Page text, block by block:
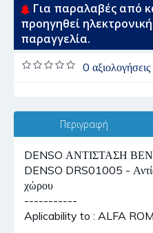
Για παραλαβές από
προηγηθεί
παραγγελία.
0 αξιολογήσεις
Περιγραφή
DENSO ΑΝΤΙΣΤΑΣΗ
DENSO DRS01005 -
χώρου
-----------
Aplicability to : ALFA